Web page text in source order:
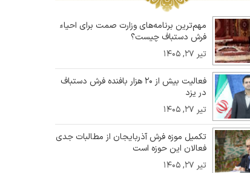
مهم‌ترین برنامه‌های وزارت صمت برای احیاء
فرش دستباف چیست؟
تیر ۲۷, ۱۴۰۵
فعالیت بیش از ۲۰ هزار بافنده فرش دستباف
در یزد
تیر ۲۷, ۱۴۰۵
تکمیل موزه فرش آذربایجان از مطالبات جدی
فعالان این حوزه است
تیر ۲۷, ۱۴۰۵